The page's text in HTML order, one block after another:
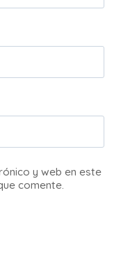
y web en este
comente.